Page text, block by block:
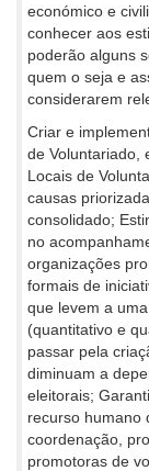
económico e
conhecer aos
poderão alguns
quem o seja e
considerarem
Criar e
de Voluntariado,
Locais de
causas
consolidado;
no
organizações
formais de
que levem a
(quantitativo e
passar pela
diminuam a
eleitorais;
recurso humano
coordenação,
promotoras de